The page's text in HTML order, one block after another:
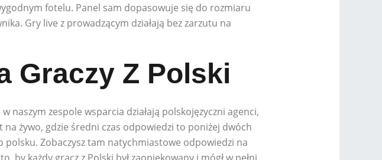
fotelu. Panel sam dopasowuje się do rozmiaru
Gry live z prowadzącym działają bez zarzutu na
Graczy Z Polski
zespole wsparcia działają polskojęzyczni agenci,
żywo, gdzie średni czas odpowiedzi to poniżej dwóch
polsku. Zobaczysz tam natychmiastowe odpowiedzi na